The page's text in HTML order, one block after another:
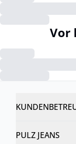
Vor
PULZ JEANS